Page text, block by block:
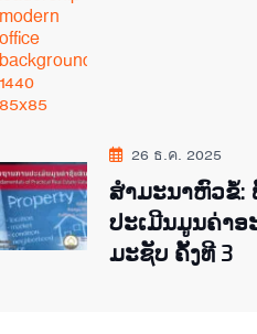
26 ธ.ค. 2025
ສຳມະນາຫົວຂໍ້:
ປະເມີນມູນຄ່າອ
ມະຊັບ ຄັ້ງທີ 3